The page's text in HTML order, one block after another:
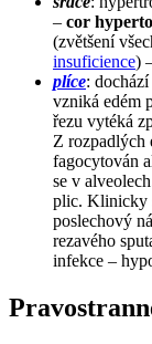
– cor
(zvětšení
insuficience)
plíce:
vzniká edém
řezu vytéká
Z rozpadlých
fagocytován
se v
plic. Klinicky
poslechový
rezavého
infekce –